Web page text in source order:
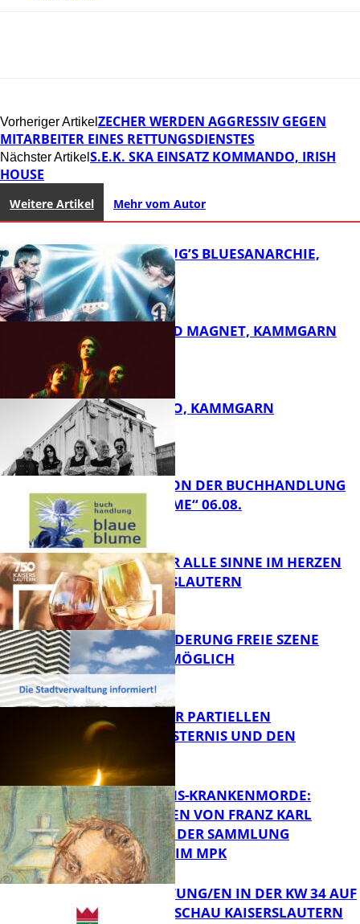
Vorheriger Artikel ZECHER WERDEN AGGRESSIV GEGEN
MITARBEITER EINES RETTUNGSDIENSTES
Nächster Artikel S.E.K. SKA EINSATZ KOMMANDO, IRISH
HOUSE
Weitere Artikel Mehr vom Autor
THOMAS BLUG’S BLUESANARCHIE,
KAMMGARN
FB Kultur
DIRTY SOUND MAGNET, KAMMGARN
ROSE TATTOO, KAMMGARN
FB Kultur
LESETIPPS VON DER BUCHHANDLUNG
„BLAUE BLUME“ 06.08.
FB Kultur
GENÜSSE FÜR ALLE SINNE IM HERZEN
VON KAISERSLAUTERN
PROJEKTFÖRDERUNG FREIE SZENE
WEITERHIN MÖGLICH
Bildung
VORTRAG ZUR PARTIELLEN
SONNENFINSTERNIS UND DEN
PERSEIDEN
OPFER DER NS-KRANKENMORDE:
ZEICHNUNGEN VON FRANZ KARL
BÜHLER AUS DER SAMMLUNG
PRINZHORN IM MPK
VERANSTALTUNG/EN IN DER KW 34 AUF
DER GARTENSCHAU KAISERSLAUTERN